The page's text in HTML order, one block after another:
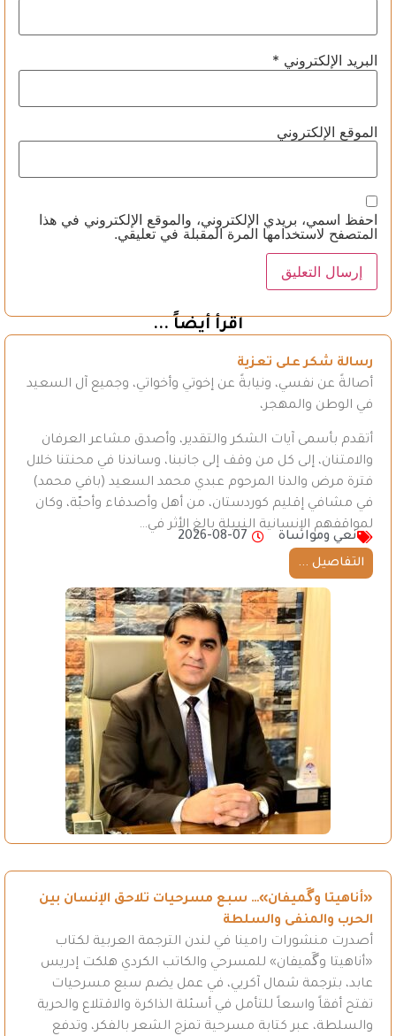
البريد الإلكتروني *
الموقع الإلكتروني
احفظ اسمي، بريدي الإلكتروني، والموقع الإلكتروني في هذا
المتصفح لاستخدامها المرة المقبلة في تعليقي.
اقرأ أيضاً ...
رسالة شكر على تعزية
أصالةً عن نفسي، ونيابةً عن إخوتي وأخواتي، وجميع آل السعيد
في الوطن والمهجر،
أتقدم بأسمى آيات الشكر والتقدير، وأصدق مشاعر العرفان
والامتنان، إلى كل من وقف إلى جانبنا، وساندنا في محنتنا خلال
فترة مرض والدنا المرحوم عبدي محمد السعيد (بافي محمد)
في مشافي إقليم كوردستان، من أهل وأصدقاء وأحبّة، وكان
لمواقفهم الإنسانية النبيلة بالغ الأثر في…
نعي ومواساة
2026-08-07
التفاصيل ...
«أناهيتا وگَميفان»… سبع مسرحيات تلاحق الإنسان بين
الحرب والمنفى والسلطة
أصدرت منشورات رامينا في لندن الترجمة العربية لكتاب
«أناهيتا وگَميفان» للمسرحي والكاتب الكردي هلكت إدريس
عابد، بترجمة شمال آكريي، في عمل يضم سبع مسرحيات
تفتح أفقاً واسعاً للتأمل في أسئلة الذاكرة والاقتلاع والحرية
والسلطة، عبر كتابة مسرحية تمزج الشعر بالفكر، وتدفع